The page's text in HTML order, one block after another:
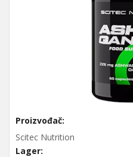
Proizvođač:
Scitec Nutrition
Lager: